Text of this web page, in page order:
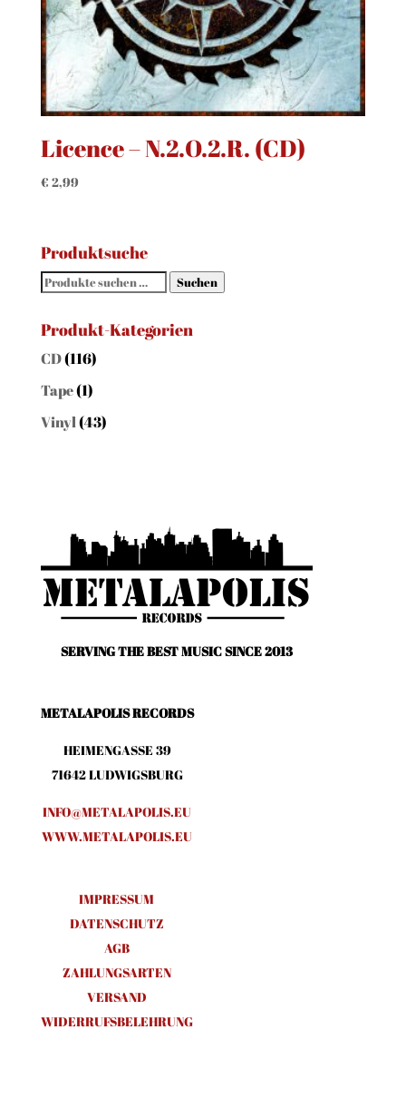
Licence – N.2.O.2.R. (CD)
€ 2,99
Produktsuche
Suchen
Suchen
Produkt-Kategorien
CD(116)
Tape(1)
Vinyl(43)
SERVING THE BEST MUSIC SINCE 2013
METALAPOLIS RECORDS
HEIMENGASSE 39
71642 LUDWIGSBURG
INFO@METALAPOLIS.EU
WWW.METALAPOLIS.EU
IMPRESSUM
DATENSCHUTZ
AGB
ZAHLUNGSARTEN
VERSAND
WIDERRUFSBELEHRUNG